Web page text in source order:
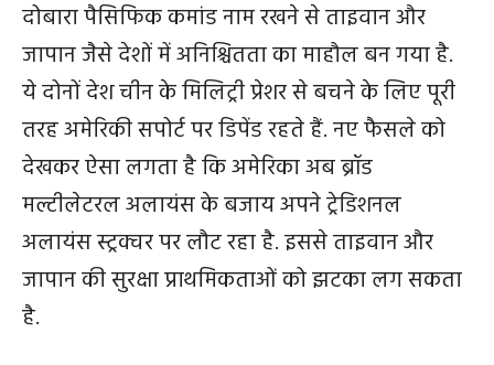
दोबारा पैसिफिक कमांड नाम रखने से ताइवान और
जापान जैसे देशों में अनिश्चितता का माहौल बन गया है.
ये दोनों देश चीन के मिलिट्री प्रेशर से बचने के लिए पूरी
तरह अमेरिकी सपोर्ट पर डिपेंड रहते हैं. नए फैसले को
देखकर ऐसा लगता है कि अमेरिका अब ब्रॉड
मल्टीलेटरल अलायंस के बजाय अपने ट्रेडिशनल
अलायंस स्ट्रक्चर पर लौट रहा है. इससे ताइवान और
जापान की सुरक्षा प्राथमिकताओं को झटका लग सकता
है.